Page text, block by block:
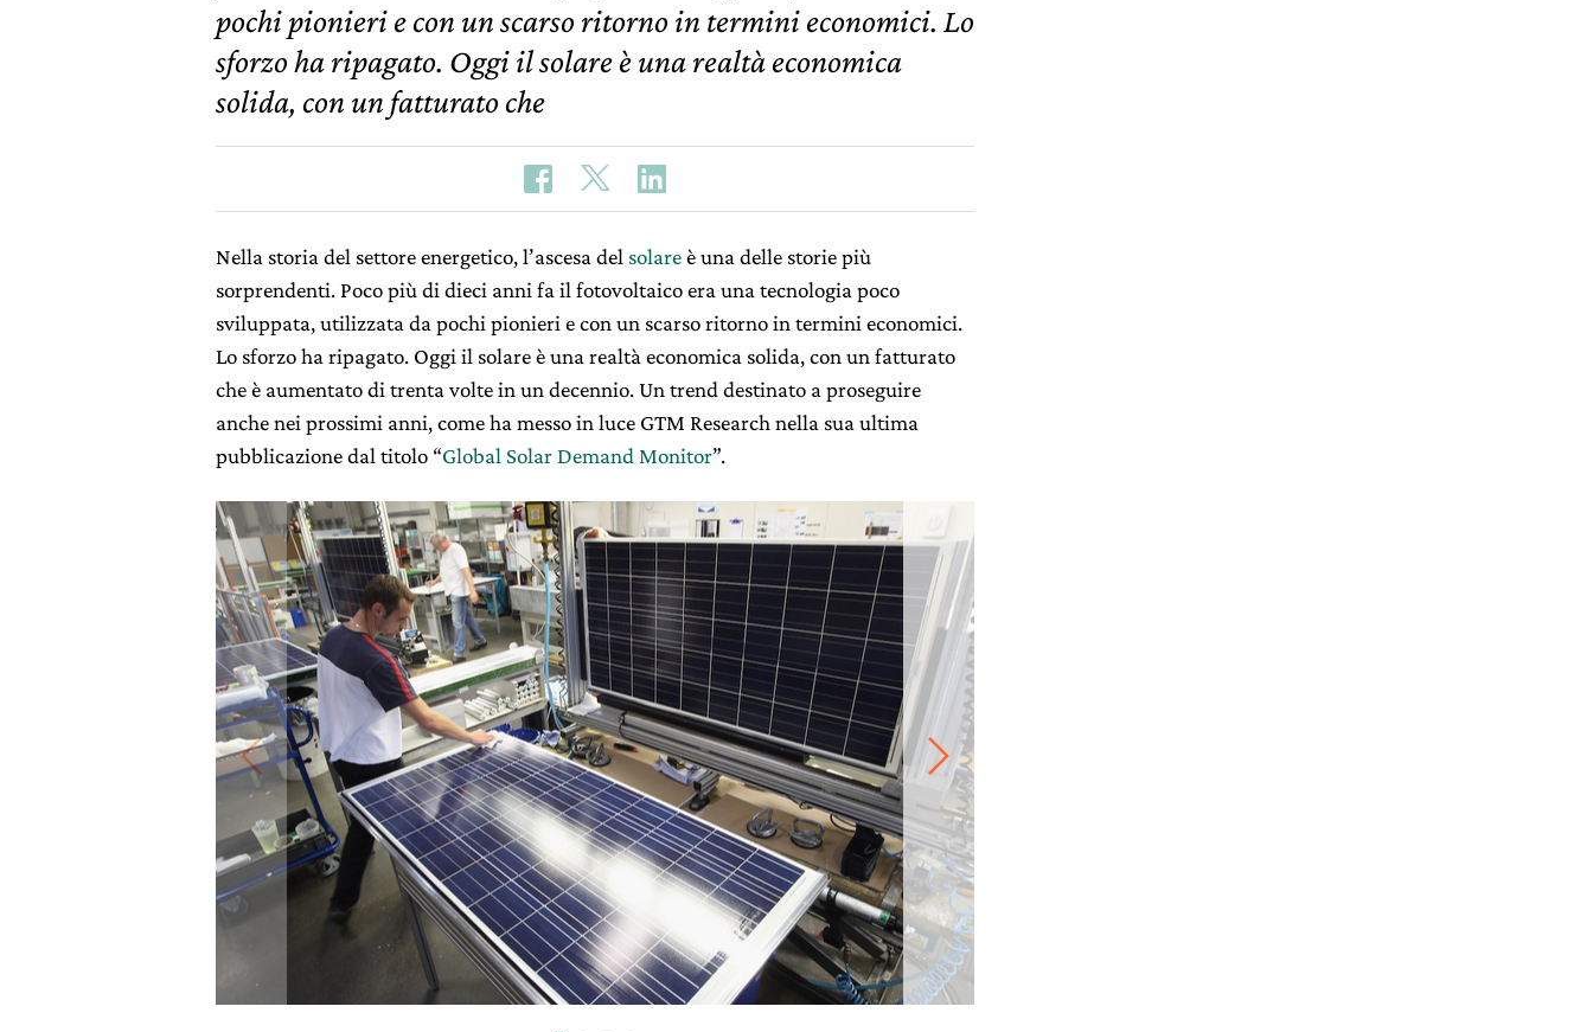
pochi pionieri e con un scarso ritorno in termini economici. Lo
sforzo ha ripagato. Oggi il solare è una realtà economica
solida, con un fatturato che
Nella storia del settore energetico, l’ascesa del solareè una delle storie più
sorprendenti. Poco più di dieci anni fa il fotovoltaico era una tecnologia poco
sviluppata, utilizzata da pochi pionieri e con un scarso ritorno in termini economici.
Lo sforzo ha ripagato. Oggi il solare è una realtà economica solida, con un fatturato
che è aumentato di trenta volte in un decennio. Un trend destinato a proseguire
anche nei prossimi anni, come ha messo in luce GTM Research nella sua ultima
pubblicazione dal titolo “Global Solar Demand Monitor”.